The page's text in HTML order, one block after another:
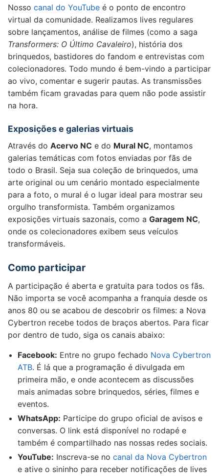
Nosso canal do YouTube é o ponto de encontro
virtual da comunidade. Realizamos lives regulares
sobre lançamentos, análise de filmes (como a saga
Transformers: O Último Cavaleiro), história dos
brinquedos, bastidores do fandom e entrevistas com
colecionadores. Todo mundo é bem-vindo a participar
ao vivo, comentar e sugerir pautas. As transmissões
também ficam gravadas para quem não pode assistir
na hora.
Exposições e galerias virtuais
Através do Acervo NC e do Mural NC, montamos
galerias temáticas com fotos enviadas por fãs de
todo o Brasil. Seja sua coleção de brinquedos, uma
arte original ou um cenário montado especialmente
para a foto, o mural é o lugar ideal para mostrar seu
orgulho transformista. Também organizamos
exposições virtuais sazonais, como a Garagem NC,
onde os colecionadores exibem seus veículos
transformáveis.
Como participar
A participação é aberta e gratuita para todos os fãs.
Não importa se você acompanha a franquia desde os
anos 80 ou se acabou de descobrir os filmes: a Nova
Cybertron recebe todos de braços abertos. Para ficar
por dentro de tudo, siga os canais abaixo:
Facebook: Entre no grupo fechado Nova Cybertron
ATB. É lá que a programação é divulgada em
primeira mão, e onde acontecem as discussões
mais animadas sobre brinquedos, séries, filmes e
eventos.
WhatsApp: Participe do grupo oficial de avisos e
conversas. O link está disponível no rodapé e
também é compartilhado nas nossas redes sociais.
YouTube: Inscreva-se no canal da Nova Cybertron
e ative o sininho para receber notificações de lives